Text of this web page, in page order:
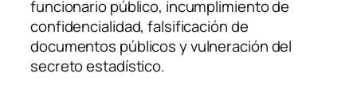
funcionario público, incumplimiento de
confidencialidad, falsificación de
documentos públicos y vulneración del
secreto estadístico.